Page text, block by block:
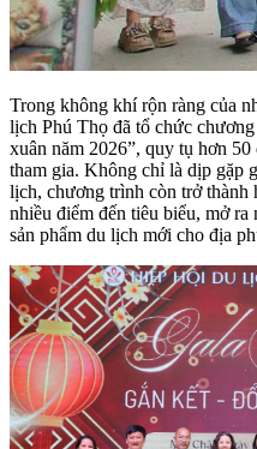
Trong không khí rộn ràng của
lịch Phú Thọ đã tổ chức
xuân năm 2026”, quy tụ hơn
tham gia. Không chỉ là dịp gặp
lịch, chương trình còn trở thành
nhiều điểm đến tiêu biểu, mở
sản phẩm du lịch mới cho địa